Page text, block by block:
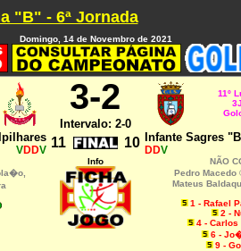
"B" - 6ª Jornada
Domingo, 14 de Novembro de 2021
3-2
Intervalo: 2-0
11º
VDDV 11 10 Infante Sagres
DDV
Info
NÃO
Pedro
Mateus
1 - Rafael
2 -
4 -
6 -
9 -